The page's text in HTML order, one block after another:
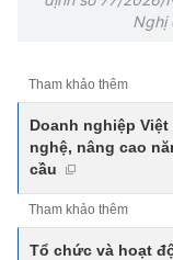
Nghị
Tham khảo thêm
Doanh nghiệp
nghệ, nâng cao
cầu
Tham khảo thêm
Tổ chức và hoạt